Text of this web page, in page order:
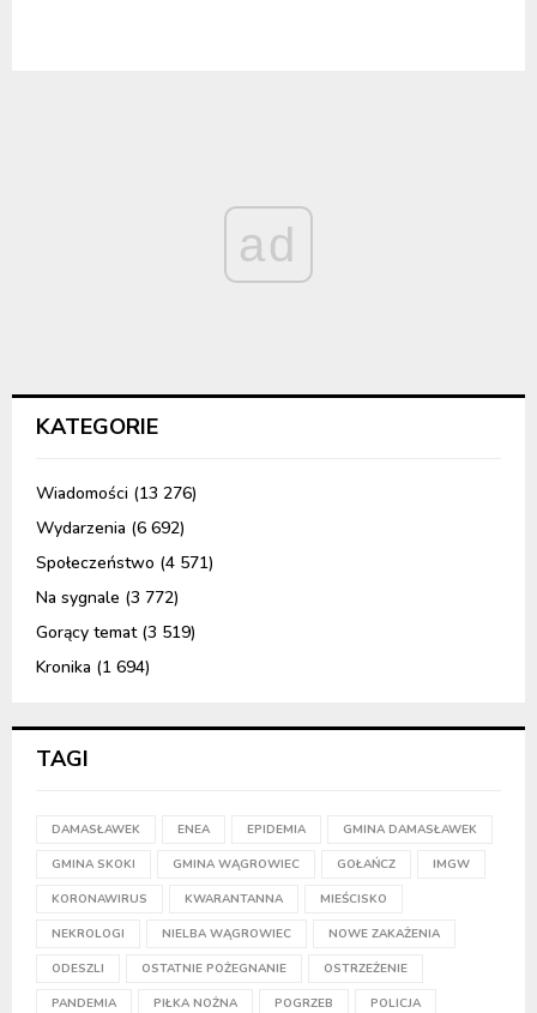
ad
KATEGORIE
Wiadomości (13 276)
Wydarzenia (6 692)
Społeczeństwo (4 571)
Na sygnale (3 772)
Gorący temat(3 519)
Kronika (1 694)
TAGI
DAMASŁAWEK ENEA EPIDEMIA GMINA DAMASŁAWEK
GMINA SKOKI GMINA WĄGROWIEC GOŁAŃCZ IMGW
KORONAWIRUS KWARANTANNA MIEŚCISKO
NEKROLOGI NIELBA WĄGROWIEC NOWE ZAKAŻENIA
ODESZLI OSTATNIE POŻEGNANIE OSTRZEŻENIE
PANDEMIA PIŁKA NOŻNA POGRZEB POLICJA